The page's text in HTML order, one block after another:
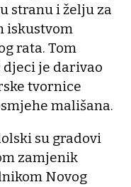
stranu i želju za
iskustvom
rata. Tom
je darivao
tvornice
mališana.
su gradovi
zamjenik
Novog